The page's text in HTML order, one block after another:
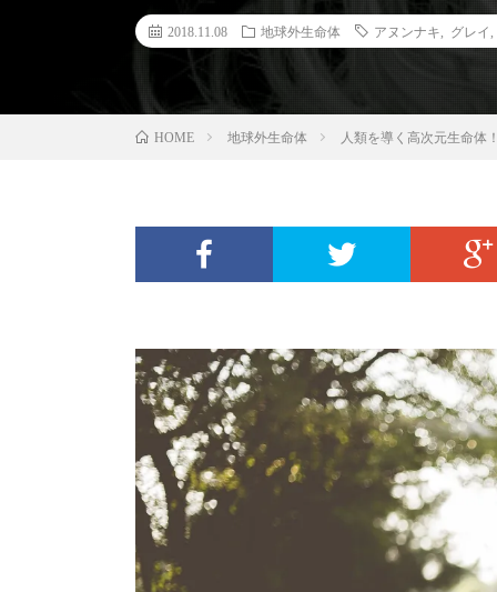
2018.11.08 地球外生命体 アヌンナキ グレイ
HOME 地球外生命体 人類を導く高次元生命体